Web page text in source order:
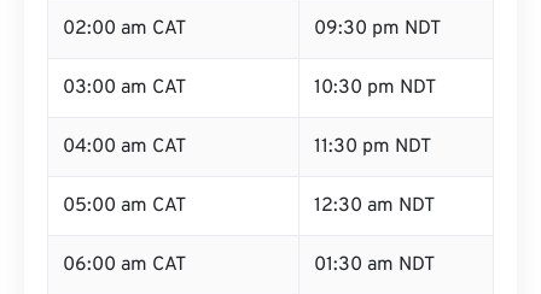
02:00 am CAT 09:30 pm NDT
03:00 am CAT 10:30 pm NDT
04:00 am CAT 11:30 pm NDT
05:00 am CAT 12:30 am NDT
06:00 am CAT 01:30 am NDT